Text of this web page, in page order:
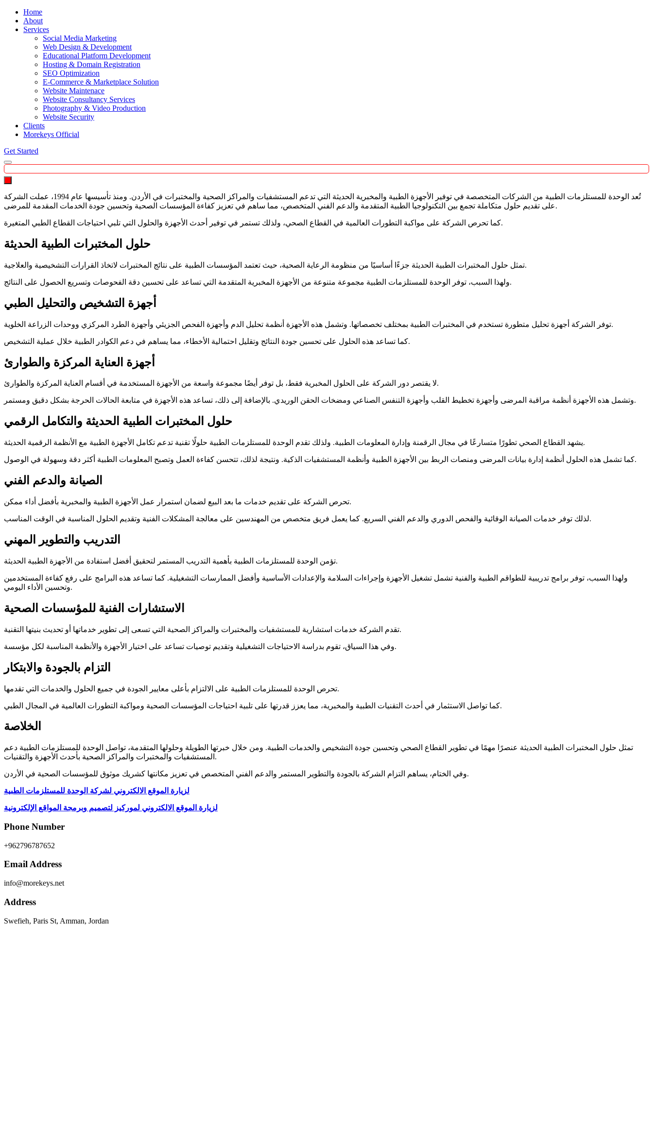
Home
About
Services
Social Media Marketing
Web Design & Development
Educational Platform Development
Hosting & Domain Registration
SEO Optimization
E-Commerce & Marketplace Solution
Website Maintenace
Website Consultancy Services
Photography & Video Production
Website Security
Clients
Morekeys Official
Get Started
Search
تُعد الوحدة للمستلزمات الطبية من الشركات المتخصصة في توفير الأجهزة الطبية والمخبرية الحديثة التي تدعم المستشفيات والمراكز الصحية والمختبرات في الأردن. ومنذ تأسيسها عام 1994، عملت الشركة
على تقديم حلول متكاملة تجمع بين التكنولوجيا الطبية المتقدمة والدعم الفني المتخصص، مما ساهم في تعزيز كفاءة المؤسسات الصحية وتحسين جودة الخدمات المقدمة للمرضى.
كما تحرص الشركة على مواكبة التطورات العالمية في القطاع الصحي، ولذلك تستمر في توفير أحدث الأجهزة والحلول التي تلبي احتياجات القطاع الطبي المتغيرة.
حلول المختبرات الطبية الحديثة
تمثل حلول المختبرات الطبية الحديثة جزءًا أساسيًا من منظومة الرعاية الصحية، حيث تعتمد المؤسسات الطبية على نتائج المختبرات لاتخاذ القرارات التشخيصية والعلاجية.
ولهذا السبب، توفر الوحدة للمستلزمات الطبية مجموعة متنوعة من الأجهزة المخبرية المتقدمة التي تساعد على تحسين دقة الفحوصات وتسريع الحصول على النتائج.
أجهزة التشخيص والتحليل الطبي
توفر الشركة أجهزة تحليل متطورة تستخدم في المختبرات الطبية بمختلف تخصصاتها. وتشمل هذه الأجهزة أنظمة تحليل الدم وأجهزة الفحص الجزيئي وأجهزة الطرد المركزي ووحدات الزراعة الخلوية.
كما تساعد هذه الحلول على تحسين جودة النتائج وتقليل احتمالية الأخطاء، مما يساهم في دعم الكوادر الطبية خلال عملية التشخيص.
أجهزة العناية المركزة والطوارئ
لا يقتصر دور الشركة على الحلول المخبرية فقط، بل توفر أيضًا مجموعة واسعة من الأجهزة المستخدمة في أقسام العناية المركزة والطوارئ.
وتشمل هذه الأجهزة أنظمة مراقبة المرضى وأجهزة تخطيط القلب وأجهزة التنفس الصناعي ومضخات الحقن الوريدي. بالإضافة إلى ذلك، تساعد هذه الأجهزة في متابعة الحالات الحرجة بشكل دقيق ومستمر.
حلول المختبرات الطبية الحديثة والتكامل الرقمي
يشهد القطاع الصحي تطورًا متسارعًا في مجال الرقمنة وإدارة المعلومات الطبية. ولذلك تقدم الوحدة للمستلزمات الطبية حلولًا تقنية تدعم تكامل الأجهزة الطبية مع الأنظمة الرقمية الحديثة.
كما تشمل هذه الحلول أنظمة إدارة بيانات المرضى ومنصات الربط بين الأجهزة الطبية وأنظمة المستشفيات الذكية. ونتيجة لذلك، تتحسن كفاءة العمل وتصبح المعلومات الطبية أكثر دقة وسهولة في الوصول.
الصيانة والدعم الفني
تحرص الشركة على تقديم خدمات ما بعد البيع لضمان استمرار عمل الأجهزة الطبية والمخبرية بأفضل أداء ممكن.
لذلك توفر خدمات الصيانة الوقائية والفحص الدوري والدعم الفني السريع. كما يعمل فريق متخصص من المهندسين على معالجة المشكلات الفنية وتقديم الحلول المناسبة في الوقت المناسب.
التدريب والتطوير المهني
تؤمن الوحدة للمستلزمات الطبية بأهمية التدريب المستمر لتحقيق أفضل استفادة من الأجهزة الطبية الحديثة.
ولهذا السبب، توفر برامج تدريبية للطواقم الطبية والفنية تشمل تشغيل الأجهزة وإجراءات السلامة والإعدادات الأساسية وأفضل الممارسات التشغيلية. كما تساعد هذه البرامج على رفع كفاءة المستخدمين
وتحسين الأداء اليومي.
الاستشارات الفنية للمؤسسات الصحية
تقدم الشركة خدمات استشارية للمستشفيات والمختبرات والمراكز الصحية التي تسعى إلى تطوير خدماتها أو تحديث بنيتها التقنية.
وفي هذا السياق، تقوم بدراسة الاحتياجات التشغيلية وتقديم توصيات تساعد على اختيار الأجهزة والأنظمة المناسبة لكل مؤسسة.
التزام بالجودة والابتكار
تحرص الوحدة للمستلزمات الطبية على الالتزام بأعلى معايير الجودة في جميع الحلول والخدمات التي تقدمها.
كما تواصل الاستثمار في أحدث التقنيات الطبية والمخبرية، مما يعزز قدرتها على تلبية احتياجات المؤسسات الصحية ومواكبة التطورات العالمية في المجال الطبي.
الخلاصة
تمثل حلول المختبرات الطبية الحديثة عنصرًا مهمًا في تطوير القطاع الصحي وتحسين جودة التشخيص والخدمات الطبية. ومن خلال خبرتها الطويلة وحلولها المتقدمة، تواصل الوحدة للمستلزمات الطبية دعم
المستشفيات والمختبرات والمراكز الصحية بأحدث الأجهزة والتقنيات.
وفي الختام، يساهم التزام الشركة بالجودة والتطوير المستمر والدعم الفني المتخصص في تعزيز مكانتها كشريك موثوق للمؤسسات الصحية في الأردن.
لزيارة الموقع الالكتروني لشركة الوحدة للمستلزمات الطبية
لزيارة الموقع الالكتروني لموركيز لتصميم وبرمجة المواقع الإلكترونية
Phone Number
+962796787652
Email Address
info@morekeys.net
Address
Swefieh, Paris St, Amman, Jordan